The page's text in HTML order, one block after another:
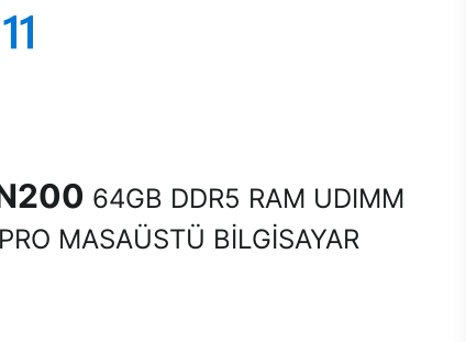
64GB DDR5 RAM UDIMM
MASAÜSTÜ BİLGİSAYAR